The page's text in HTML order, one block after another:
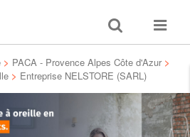
Toggle
search
Toggle
> PACA - Provence Alpes Côte d'Azur >
> Entreprise NELSTORE (SARL)